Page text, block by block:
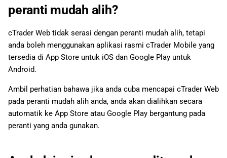
peranti mudah alih?
cTrader Web tidak serasi dengan peranti mudah alih, tetapi
anda boleh menggunakan aplikasi rasmi cTrader Mobile yang
tersedia di App Store untuk iOS dan Google Play untuk
Android.
Ambil perhatian bahawa jika anda cuba mencapai cTrader Web
pada peranti mudah alih anda, anda akan dialihkan secara
automatik ke App Store atau Google Play bergantung pada
peranti yang anda gunakan.